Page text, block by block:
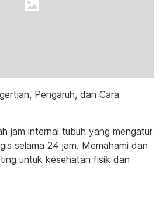
Pengaruh, dan Cara
jam internal tubuh yang mengatur
selama 24 jam. Memahami dan
untuk kesehatan fisik dan